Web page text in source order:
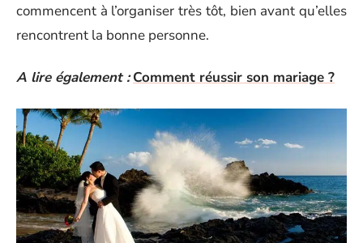
commencent à l’organiser très tôt, bien avant qu’elles
rencontrent la bonne personne.
A lire également : Comment réussir son mariage ?